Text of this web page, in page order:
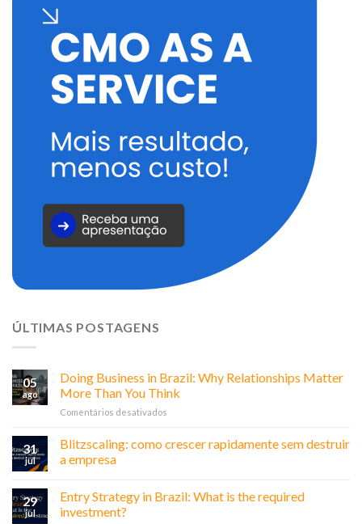
ÚLTIMAS POSTAGENS
05
ago
Doing Business in Brazil: Why Relationships Matter
More Than You Think
Comentários desativados
in
Relationships
31
jul
Blitzscaling: como crescer rapidamente sem destruir
a empresa
29
jul
Entry Strategy in Brazil: What is the required
investment?